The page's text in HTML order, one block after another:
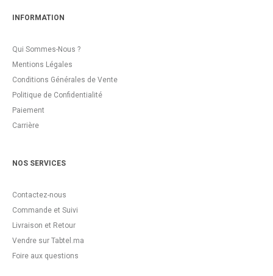
INFORMATION
Qui Sommes-Nous ?
Mentions Légales
Conditions Générales de Vente
Politique de Confidentialité
Paiement
Carrière
NOS SERVICES
Contactez-nous
Commande et Suivi
Livraison et Retour
Vendre sur Tabtel.ma
Foire aux questions